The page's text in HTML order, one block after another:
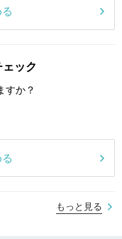
ック
すか？
もっと見る